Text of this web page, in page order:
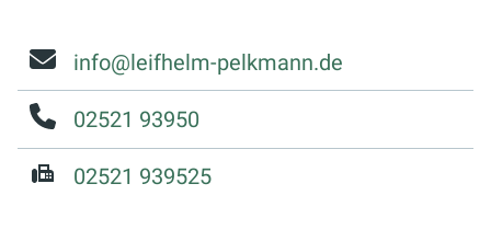
info@leifhelm-pelkmann.de
02521 93950
02521 939525